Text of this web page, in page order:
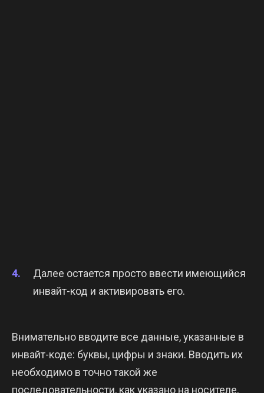
Далее остается просто ввести имеющийся
инвайт-код и активировать его.
Внимательно вводите все данные, указанные в
инвайт-коде: буквы, цифры и знаки. Вводить их
необходимо в точно такой же
последовательности, как указано на носителе,